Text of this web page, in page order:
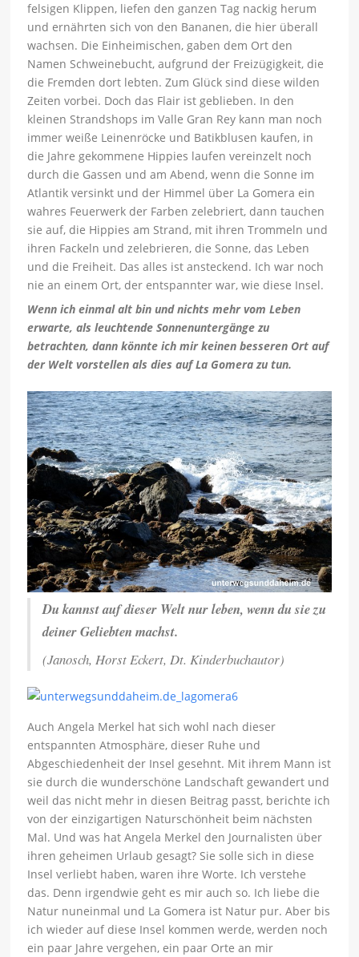
felsigen Klippen, liefen den ganzen Tag nackig herum
und ernährten sich von den Bananen, die hier überall
wachsen. Die Einheimischen, gaben dem Ort den
Namen Schweinebucht, aufgrund der Freizügigkeit, die
die Fremden dort lebten. Zum Glück sind diese wilden
Zeiten vorbei. Doch das Flair ist geblieben. In den
kleinen Strandshops im Valle Gran Rey kann man noch
immer weiße Leinenröcke und Batikblusen kaufen, in
die Jahre gekommene Hippies laufen vereinzelt noch
durch die Gassen und am Abend, wenn die Sonne im
Atlantik versinkt und der Himmel über La Gomera ein
wahres Feuerwerk der Farben zelebriert, dann tauchen
sie auf, die Hippies am Strand, mit ihren Trommeln und
ihren Fackeln und zelebrieren, die Sonne, das Leben
und die Freiheit. Das alles ist ansteckend. Ich war noch
nie an einem Ort, der entspannter war, wie diese Insel.
Wenn ich einmal alt bin und nichts mehr vom Leben
erwarte, als leuchtende Sonnenuntergänge zu
betrachten, dann könnte ich mir keinen besseren Ort auf
der Welt vorstellen als dies auf La Gomera zu tun.
Du kannst auf dieser Welt nur leben, wenn du sie zu
deiner Geliebten machst.
(Janosch, Horst Eckert, Dt. Kinderbuchautor)
Auch Angela Merkel hat sich wohl nach dieser
entspannten Atmosphäre, dieser Ruhe und
Abgeschiedenheit der Insel gesehnt. Mit ihrem Mann ist
sie durch die wunderschöne Landschaft gewandert und
weil das nicht mehr in diesen Beitrag passt, berichte ich
von der einzigartigen Naturschönheit beim nächsten
Mal. Und was hat Angela Merkel den Journalisten über
ihren geheimen Urlaub gesagt? Sie solle sich in diese
Insel verliebt haben, waren ihre Worte. Ich verstehe
das. Denn irgendwie geht es mir auch so. Ich liebe die
Natur nuneinmal und La Gomera ist Natur pur. Aber bis
ich wieder auf diese Insel kommen werde, werden noch
ein paar Jahre vergehen, ein paar Orte an mir